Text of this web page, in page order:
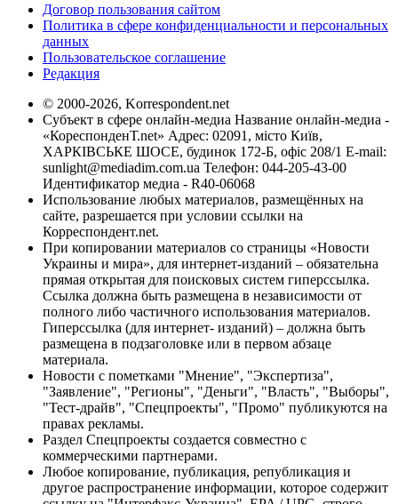
Договор пользования сайтом
Политика в сфере конфиденциальности и персональных
данных
Пользовательское соглашение
Редакция
© 2000-2026, Korrespondent.net
Субъект в сфере онлайн-медиа Название онлайн-медиа -
«КореспонденТ.net» Адрес: 02091, місто Київ,
ХАРКІВСЬКЕ ШОСЕ, будинок 172-Б, офіс 208/1 E-mail:
sunlight@mediadim.com.ua Телефон: 044-205-43-00
Идентификатор медиа - R40-06068
Использование любых материалов, размещённых на
сайте, разрешается при условии ссылки на
Корреспондент.net.
При копировании материалов со страницы «Новости
Украины и мира», для интернет-изданий – обязательна
прямая открытая для поисковых систем гиперссылка.
Ссылка должна быть размещена в независимости от
полного либо частичного использования материалов.
Гиперссылка (для интернет- изданий) – должна быть
размещена в подзаголовке или в первом абзаце
материала.
Новости с пометками "Мнение", "Экспертиза",
"Заявление", "Регионы", "Деньги", "Власть", "Выборы",
"Тест-драйв", "Спецпроекты", "Промо" публикуются на
правах рекламы.
Раздел Спецпроекты создается совместно с
коммерческими партнерами.
Любое копирование, публикация, републикация и
другое распространение информации, которое содержит